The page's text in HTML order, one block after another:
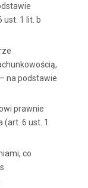
ust. 1 lit. b
na podstawie
prawnie
6 ust. 1
co